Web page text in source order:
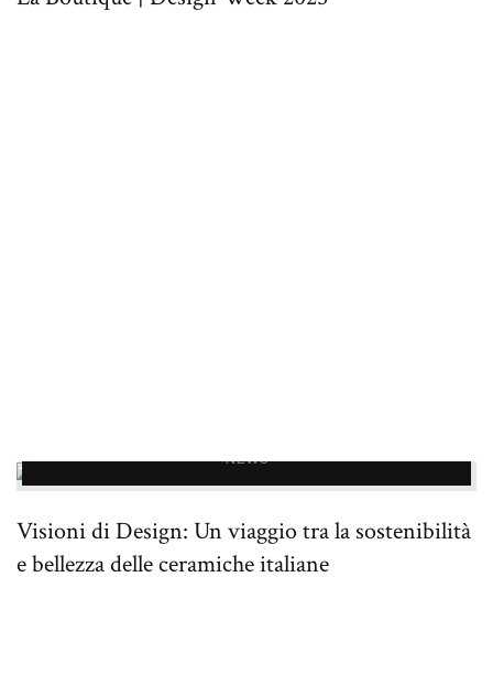
NEWS
Visioni di Design: Un viaggio tra la sostenibilità
e bellezza delle ceramiche italiane